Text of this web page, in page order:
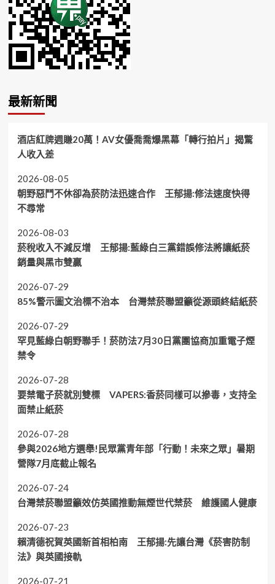
最新新聞
酒店紅牌週賺20萬！AV女優喬喬爆黑幕「轉行拍片」揭驚
人收入差
2026-08-05
朝野惡鬥不休卻為菸防法迅速合作 王郁揚:修法速度快得
不尋常
2026-08-03
菸稅收入不減反增 王郁揚:藍綠白三黨錯誤修法將讓紙菸
銷量與黑市雙贏
2026-07-29
85%警示圖文治標不治本 台灣禁菸聯盟籲從源頭終結紙菸
2026-07-29
罕見藍綠白朝野聯手！菸防法7月30日黨團協商加重電子煙
禁令
2026-07-28
要禁電子菸就別雙標 VAPERS:香菸同樣可以摻毒，支持全
面禁止紙菸
2026-07-28
參與2026地方選舉!民眾黨青年部「行動！未來之眾」暑期
營隊7月底截止報名
2026-07-24
台灣禁菸聯盟籲效仿英國推動無煙世代禁菸 維護國人健康
2026-07-23
賴清德祝賀英國新首相柏南 王郁揚:先讓台灣《菸害防制
法》與英國接軌
2026-07-21